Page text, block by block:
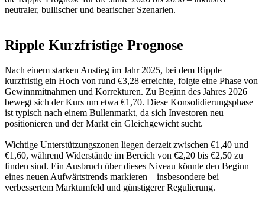
neutraler, bullischer und bearischer Szenarien.
Ripple Kurzfristige Prognose
Nach einem starken Anstieg im Jahr 2025, bei dem Ripple
kurzfristig ein Hoch von rund €3,28 erreichte, folgte eine Phase von
Gewinnmitnahmen und Korrekturen. Zu Beginn des Jahres 2026
bewegt sich der Kurs um etwa €1,70. Diese Konsolidierungsphase
ist typisch nach einem Bullenmarkt, da sich Investoren neu
positionieren und der Markt ein Gleichgewicht sucht.
Wichtige Unterstützungszonen liegen derzeit zwischen €1,40 und
€1,60, während Widerstände im Bereich von €2,20 bis €2,50 zu
finden sind. Ein Ausbruch über dieses Niveau könnte den Beginn
eines neuen Aufwärtstrends markieren – insbesondere bei
verbessertem Marktumfeld und günstigerer Regulierung.